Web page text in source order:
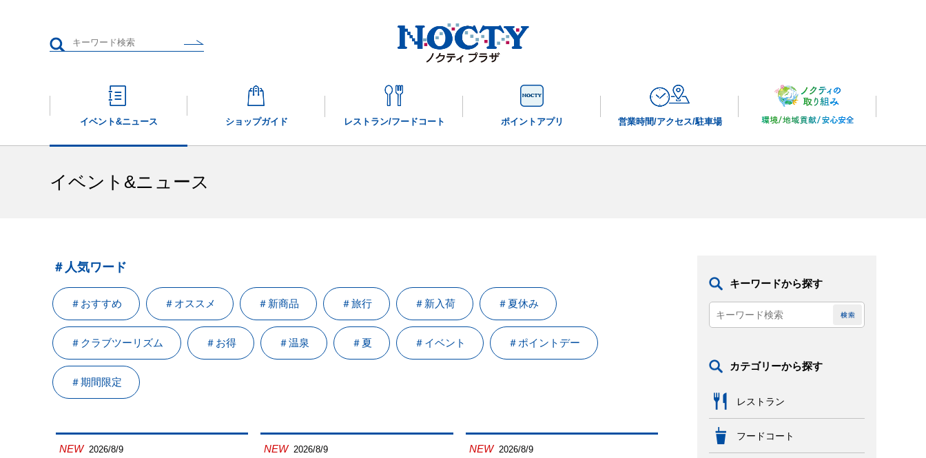
イベント&ニュース ショップガイド レストラン/フードコート ポイントアプリ 営業時間/アクセス/駐車場
イベント&ニュース
＃人気ワード
＃おすすめ ＃オススメ ＃新商品 ＃旅行 ＃新入荷 ＃夏休み
＃クラブツーリズム ＃お得 ＃温泉 ＃夏 ＃イベント ＃ポイントデー
＃期間限定
NEW 2026/8/9 NEW 2026/8/9 NEW 2026/8/9
キーワードから探す
カテゴリーから探す
レストラン
フードコート